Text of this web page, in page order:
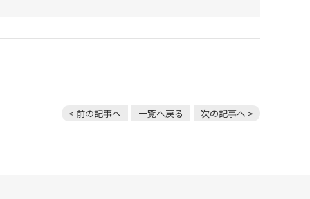
< 前の記事へ 一覧へ戻る 次の記事へ >